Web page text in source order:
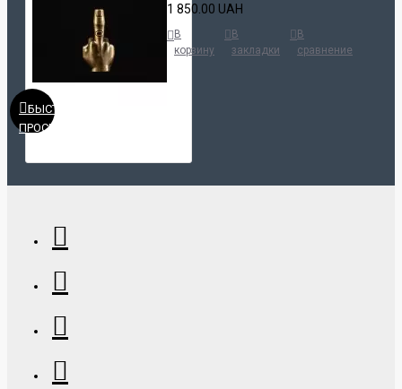
БЫСТРЫЙ
ПРОСМОТР
1 850.00 UAH
В
корзину
В
закладки
В
сравнение